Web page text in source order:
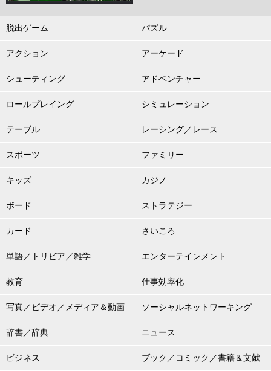
脱出ゲーム パズル
アクション アーケード
シューティング アドベンチャー
ロールプレイング シミュレーション
テーブル レーシング／レース
スポーツ ファミリー
キッズ カジノ
ボード ストラテジー
カード さいころ
単語／トリビア／雑学 エンターテインメント
教育 仕事効率化
写真／ビデオ／メディア＆動画 ソーシャルネットワーキング
辞書／辞典 ニュース
ビジネス ブック／コミック／書籍＆文献